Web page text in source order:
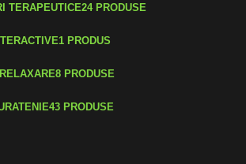
TERAPEUTICE24 PRODUSE
1 PRODUS
8 PRODUSE
43 PRODUSE